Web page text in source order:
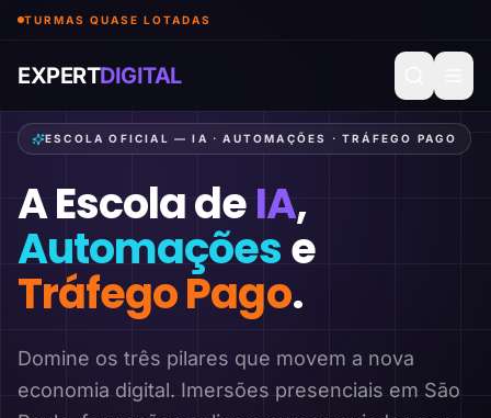
TURMAS QUASE LOTADAS
EXPERTDIGITAL
ESCOLA OFICIAL — IA · AUTOMAÇÕES · TRÁFEGO PAGO
A Escola deIA,
Automaçõese
Tráfego Pago.
Domine os três pilares que movem a nova
economia digital. Imersões presenciais em São